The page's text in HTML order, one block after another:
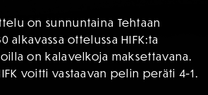
on sunnuntaina Tehtaan
alkavassa ottelussa HIFK:ta
on kalavelkoja maksettavana.
voitti vastaavan pelin peräti 4-1.